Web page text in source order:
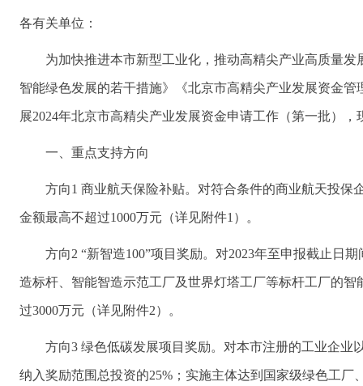
各有关单位：
为加快推进本市新型工业化，推动高精尖产业高质量
智能绿色发展的若干措施》《北京市高精尖产业发展资金
展2024年北京市高精尖产业发展资金申请工作（第一批）
一、重点支持方向
方向1 商业航天保险补贴。对符合条件的商业航天投保
金额最高不超过1000万元（详见附件1）。
方向2 “新智造100”项目奖励。对2023年至申报截止日
造标杆、智能智造示范工厂及世界灯塔工厂等标杆工厂的
过3000万元（详见附件2）。
方向3 绿色低碳发展项目奖励。对本市注册的工业企
纳入奖励范围总投资的25%；实施主体达到国家级绿色工